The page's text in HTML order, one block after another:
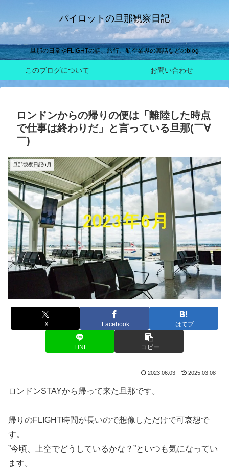
パイロットの旦那観察日記
旦那の日常やFLIGHTの話、旅行、航空業界の裏話などのblog
このブログについて お問い合わせ
ロンドンからの帰りの便は「離陸した時点
で仕事は終わりだ」と言っている旦那(￣∀
￣)
旦那観察日記6月
X Facebook はてブ
LINE コピー
2023.06.03 2025.03.08
ロンドンSTAYから帰って来た旦那です。
帰りのFLIGHT時間が長いので想像しただけで可哀想で
す。
”今頃、上空でどうしているかな？”といつも気になってい
ます。